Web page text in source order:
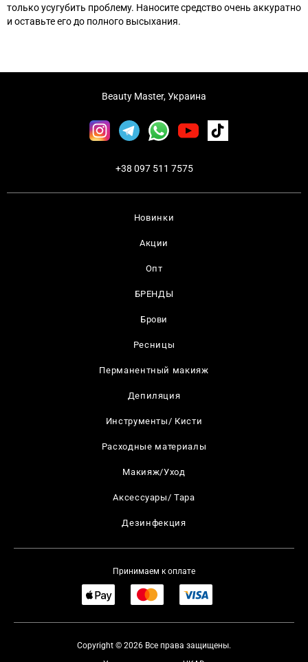
только усугубить проблему. Наносите средство очень аккуратно
и оставьте его до полного высыхания.
Новинки
Акции
Опт
БРЕНДЫ
Брови
Ресницы
Перманентный макияж
Депиляция
Инструменты/ Кисти
Расходные материалы
Макияж/Уход
Аксессуары/ Тара
Дезинфекция
Beauty Master, Украина
+38 097 511 7575
Принимаем к оплате
Copyright © 2026 Все права защищены.